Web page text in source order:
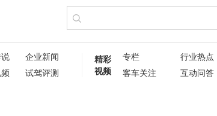
企业新闻
试驾评测
精彩
视频
专栏 行业热点
客车关注
互动问答